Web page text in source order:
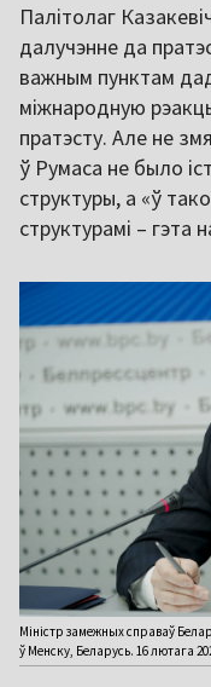
Палітолаг
далучэнне да
важным пунктам
міжнародную
пратэсту. Але не
ў Румаса не было
структуры, а «ў
структурамі – гэта
Міністр замежных справаў
ў Менску, Беларусь. 16 лютага